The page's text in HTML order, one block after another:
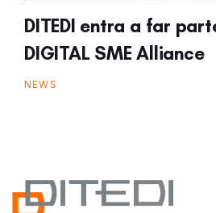
DITEDI entra a far
DIGITAL SME Alliance
NEWS